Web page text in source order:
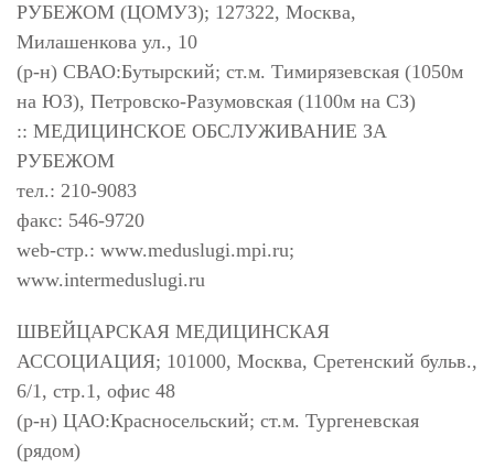
РУБЕЖОМ (ЦОМУЗ); 127322, Москва,
Милашенкова ул., 10
(р-н) СВАО:Бутырский; ст.м. Тимирязевская (1050м
на ЮЗ), Петровско-Разумовская (1100м на СЗ)
:: МЕДИЦИНСКОЕ ОБСЛУЖИВАНИЕ ЗА
РУБЕЖОМ
тел.: 210-9083
факс: 546-9720
web-стр.: www.meduslugi.mpi.ru;
www.intermeduslugi.ru
ШВЕЙЦАРСКАЯ МЕДИЦИНСКАЯ
АССОЦИАЦИЯ; 101000, Москва, Сретенский бульв.,
6/1, стр.1, офис 48
(р-н) ЦАО:Красносельский; ст.м. Тургеневская
(рядом)